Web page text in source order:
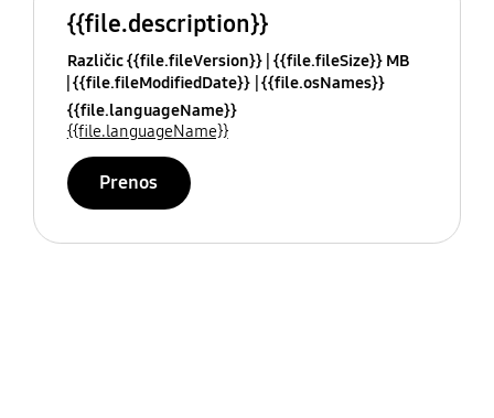
{{file.description}}
Različic {{file.fileVersion}} {{file.fileSize}} MB
{{file.fileModifiedDate}} {{file.osNames}}
{{file.languageName}}
{{file.languageName}}
Prenos